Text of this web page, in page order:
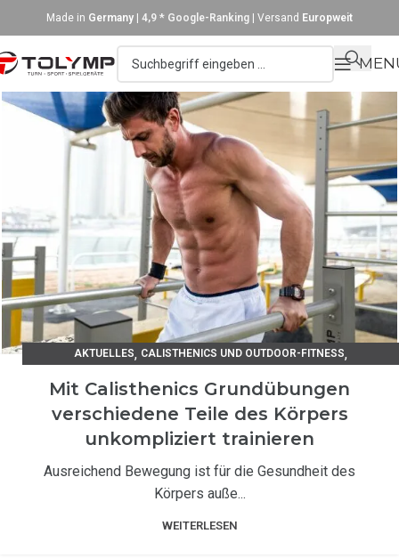
Made in Germany 4,9 * Google-Ranking | Versand Europweit
AKTUELLES, CALISTHENICS UND OUTDOOR-FITNESS,
Mit Calisthenics Grundübungen
verschiedene Teile des Körpers
unkompliziert trainieren
Ausreichend Bewegung ist für die Gesundheit des
Körpers auße...
WEITERLESEN